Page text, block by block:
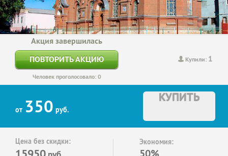
Купили: 1
Акция завершилась
ПОВТОРИТЬ АКЦИЮ
Человек проголосовало: 0
от 350 руб.
КУПИТЬ
Цена без скидки: Экономия: